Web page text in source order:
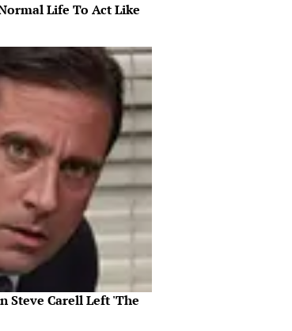
Life To Act Like
Steve Carell Left 'The